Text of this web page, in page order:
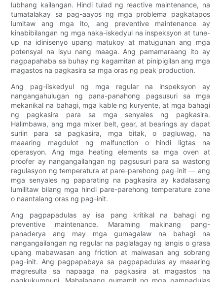
lubhang kailangan. Hindi tulad ng reactive maintenance, na
tumatalakay sa pag-aayos ng mga problema pagkatapos
lumitaw ang mga ito, ang preventive maintenance ay
kinabibilangan ng mga naka-iskedyul na inspeksyon at tune-
up na idinisenyo upang matukoy at matugunan ang mga
potensyal na isyu nang maaga. Ang pamamaraang ito ay
nagpapahaba sa buhay ng kagamitan at pinipigilan ang mga
magastos na pagkasira sa mga oras ng peak production.
Ang pag-iiskedyul ng mga regular na inspeksyon ay
nangangahulugan ng pana-panahong pagsusuri sa mga
mekanikal na bahagi, mga kable ng kuryente, at mga bahagi
ng pagkasira para sa mga senyales ng pagkasira.
Halimbawa, ang mga mixer belt, gear, at bearings ay dapat
suriin para sa pagkasira, mga bitak, o pagluwag, na
maaaring magdulot ng malfunction o hindi ligtas na
operasyon. Ang mga heating elements sa mga oven at
proofer ay nangangailangan ng pagsusuri para sa wastong
regulasyon ng temperatura at pare-parehong pag-init — ang
mga senyales ng paparating na pagkasira ay kadalasang
lumilitaw bilang mga hindi pare-parehong temperature zone
o naantalang oras ng pag-init.
Ang pagpapadulas ay isa pang kritikal na bahagi ng
preventive maintenance. Maraming makinang pang-
panaderya ang may mga gumagalaw na bahagi na
nangangailangan ng regular na paglalagay ng langis o grasa
upang mabawasan ang friction at maiwasan ang sobrang
pag-init. Ang pagpapabaya sa pagpapadulas ay maaaring
magresulta sa napaaga na pagkasira at magastos na